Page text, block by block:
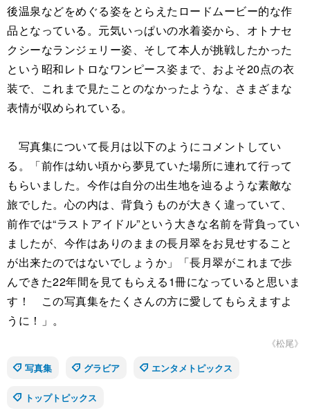
後温泉などをめぐる姿をとらえたロードムービー的な作
品となっている。元気いっぱいの水着姿から、オトナセ
クシーなランジェリー姿、そして本人が挑戦したかった
という昭和レトロなワンピース姿まで、およそ20点の衣
装で、これまで見たことのなかったような、さまざまな
表情が収められている。
写真集について長月は以下のようにコメントしてい
る。「前作は幼い頃から夢見ていた場所に連れて行って
もらいました。今作は自分の出生地を辿るような素敵な
旅でした。心の内は、背負うものが大きく違っていて、
前作では“ラストアイドル”という大きな名前を背負ってい
ましたが、今作はありのままの長月翠をお見せすること
が出来たのではないでしょうか」「長月翠がこれまで歩
んできた22年間を見てもらえる1冊になっていると思いま
す！ この写真集をたくさんの方に愛してもらえますよ
うに！」。
《松尾》
写真集
グラビア エンタメトピックス
トップトピックス